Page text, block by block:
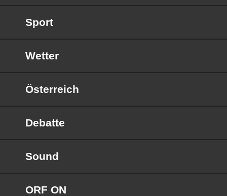
Sport
Wetter
Österreich
Debatte
Sound
ORF ON